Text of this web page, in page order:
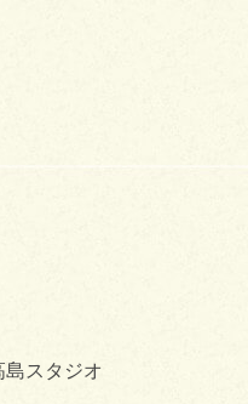
島スタジオ